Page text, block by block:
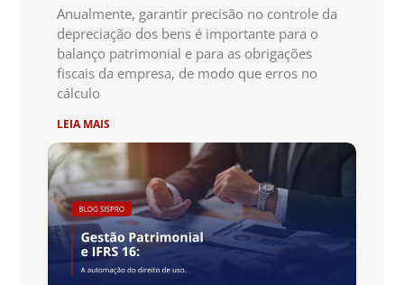
Anualmente, garantir precisão no controle da
depreciação dos bens é importante para o
balanço patrimonial e para as obrigações
fiscais da empresa, de modo que erros no
cálculo
LEIA MAIS